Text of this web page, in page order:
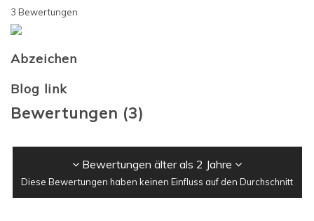
3 Bewertungen
Abzeichen
Blog link
Bewertungen (3)
Bewertungen älter als 2 Jahre
Diese Bewertungen haben keinen Einfluss auf den Durchschnitt